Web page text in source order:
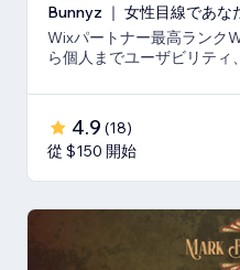
Bunnyz ｜ 女性目線であな
Wixパートナー最高ランク
ら個人までユーザビリテ
4.9 (18)
從 $150 開始